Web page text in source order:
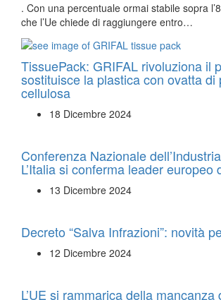
. Con una percentuale ormai stabile sopra
che l’Ue chiede di raggiungere entro…
TissuePack: GRIFAL rivoluziona il
sostituisce la plastica con ovatta di
cellulosa
18 Dicembre 2024
Conferenza Nazionale
L’Italia si conferma leader europeo
13 Dicembre 2024
Decreto “Salva Infrazioni”: novità
12 Dicembre 2024
L’UE si rammarica della mancanza